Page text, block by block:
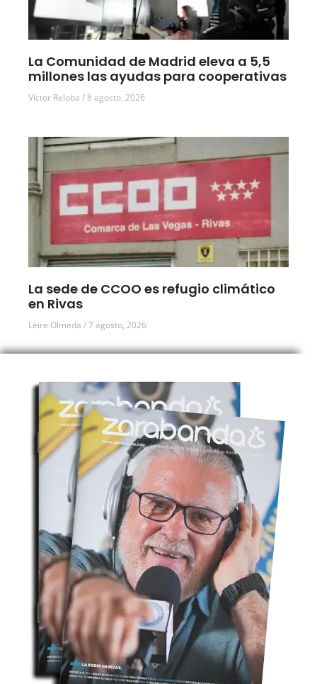
La Comunidad de Madrid eleva a 5,5
millones las ayudas para cooperativas
Víctor Reloba 8 agosto, 2026
La sede de CCOO es refugio climático
en Rivas
Leire Olmeda 7 agosto, 2026